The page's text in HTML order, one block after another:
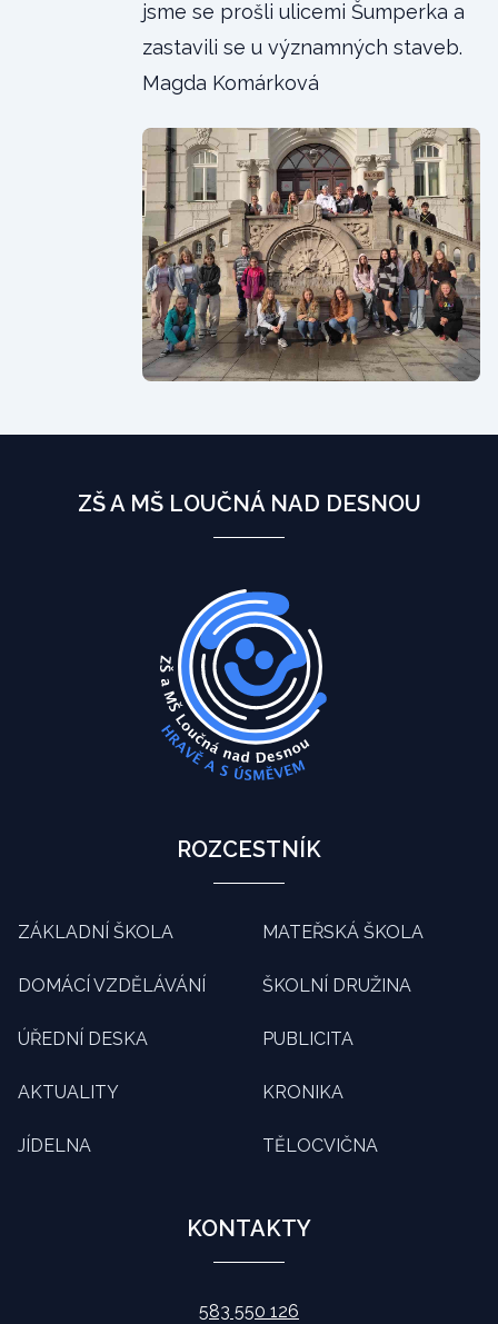
jsme se prošli ulicemi Šumperka a
zastavili se u významných staveb.
Magda Komárková
ZŠ A MŠ LOUČNÁ NAD DESNOU
ROZCESTNÍK
ZÁKLADNÍ ŠKOLA MATEŘSKÁ ŠKOLA
DOMÁCÍ VZDĚLÁVÁNÍ ŠKOLNÍ DRUŽINA
ÚŘEDNÍ DESKA PUBLICITA
AKTUALITY KRONIKA
JÍDELNA TĚLOCVIČNA
KONTAKTY
583 550 126